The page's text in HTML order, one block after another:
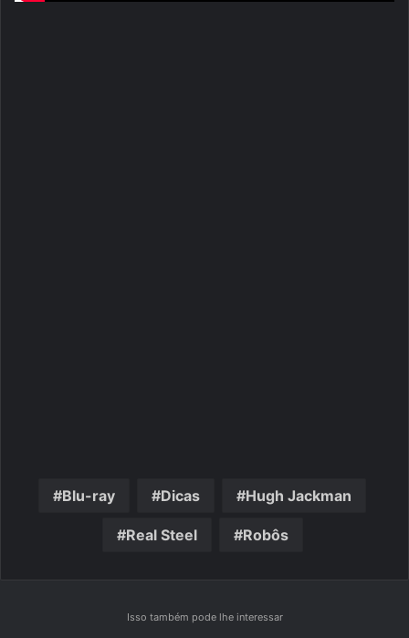
Blu-ray Dicas Hugh Jackman
Real Steel Robôs
Isso também pode lhe interessar